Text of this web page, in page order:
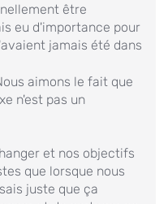
être
eu d'importance pour
jamais été dans
aimons le fait que
n'est pas un
et nos objectifs
que lorsque nous
juste que ça